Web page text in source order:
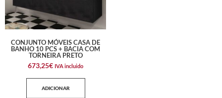
CONJUNTO MÓVEIS CASA DE
BANHO 10 PCS + BACIA COM
TORNEIRA PRETO
673,25€ IVA incluido
ADICIONAR